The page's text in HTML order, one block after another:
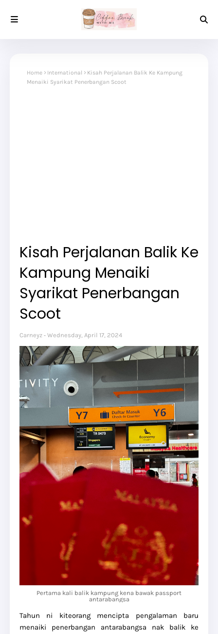
Home International
Kisah Perjalanan Balik Ke Kampung
Menaiki Syarikat Penerbangan Scoot
Kisah Perjalanan Balik Ke
Kampung Menaiki
Syarikat Penerbangan
Scoot
Carneyz Wednesday, April 17, 2024
Pertama kali balik kampung kena bawak passport
antarabangsa
Tahun ni kiteorang mencipta pengalaman baru
menaiki penerbangan antarabangsa nak balik ke